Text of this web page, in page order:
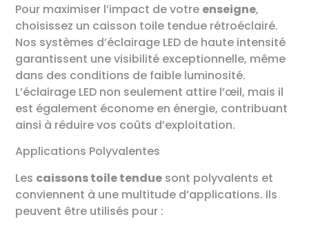
Pour maximiser l’impact de votre enseigne,
choisissez un caisson toile tendue rétroéclairé.
Nos systèmes d’éclairage LED de haute intensité
garantissent une visibilité exceptionnelle, même
dans des conditions de faible luminosité.
L’éclairage LED non seulement attire l’œil, mais il
est également économe en énergie, contribuant
ainsi à réduire vos coûts d’exploitation.
Applications Polyvalentes
Les caissons toile tendue sont polyvalents et
conviennent à une multitude d’applications. Ils
peuvent être utilisés pour :